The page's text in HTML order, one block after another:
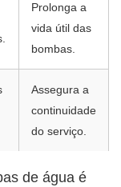
Prolonga a
vida útil das
bombas.
Assegura a
continuidade
do serviço.
de água é